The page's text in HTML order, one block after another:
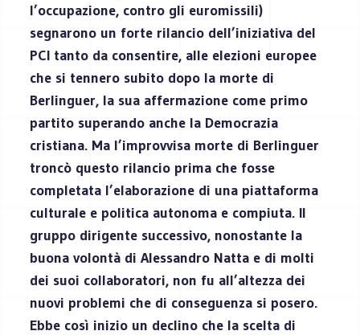
l’occupazione, contro gli euromissili)
segnarono un forte rilancio dell’iniziativa del
PCI tanto da consentire, alle elezioni europee
che si tennero subito dopo la morte di
Berlinguer, la sua affermazione come primo
partito superando anche la Democrazia
cristiana. Ma l’improvvisa morte di Berlinguer
troncò questo rilancio prima che fosse
completata l’elaborazione di una piattaforma
culturale e politica autonoma e compiuta. Il
gruppo dirigente successivo, nonostante la
buona volontà di Alessandro Natta e di molti
dei suoi collaboratori, non fu all’altezza dei
nuovi problemi che di conseguenza si posero.
Ebbe così inizio un declino che la scelta di